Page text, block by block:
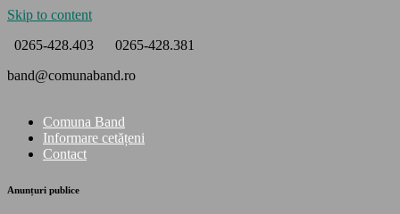
Skip to content
0265-428.403
0265-428.381
band@comunaband.ro
Comuna Band
Informare cetățeni
Contact
Anunțuri publice